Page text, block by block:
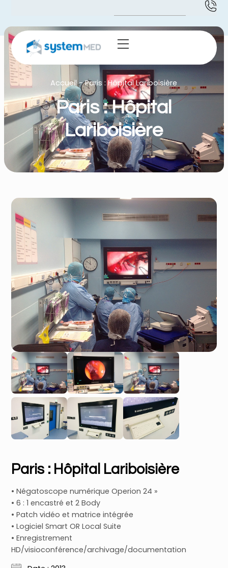
Accueil-Paris : Hôpital Lariboisière
Paris : Hôpital
Lariboisière
Paris : Hôpital Lariboisière
• Négatoscope numérique Operion 24 »
• 6 : 1 encastré et 2 Body
• Patch vidéo et matrice intégrée
• Logiciel Smart OR Local Suite
• Enregistrement
HD/visioconférence/archivage/documentation